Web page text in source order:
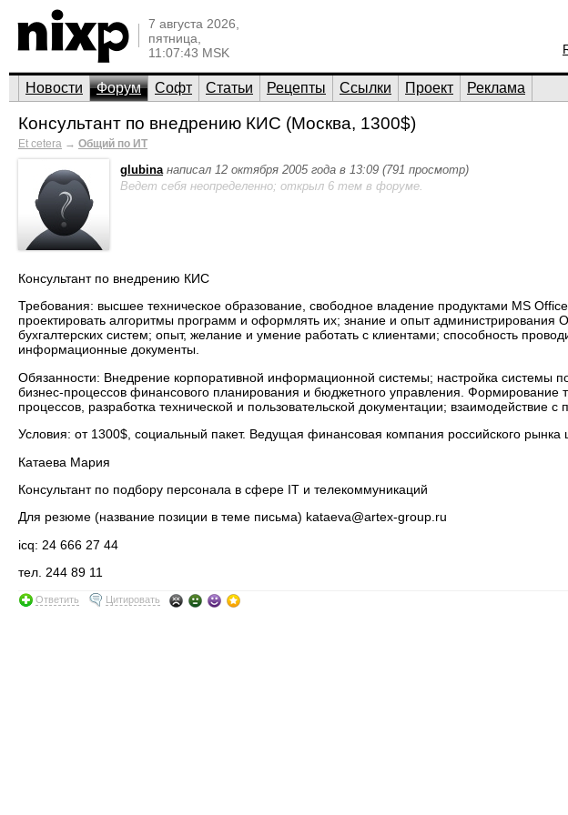
7 августа 2026,
пятница,
11:07:43 MSK
Новости Форум Софт Статьи Рецепты Ссылки Проект Реклама
Консультант по внедрению КИС (Москва, 1300$)
Et cetera → Общий по ИТ
glubina написал 12 октября 2005 года в 13:09 (791 просмотр)
Ведет себя неопределенно; открыл 6 тем в форуме.
Консультант по внедрению КИС
Требования: высшее техническое образование, свободное владение продуктами MS
проектировать алгоритмы программ и оформлять их; знание и опыт администрирования
бухгалтерских систем; опыт, желание и умение работать с клиентами; способность
информационные документы.
Обязанности: Внедрение корпоративной информационной системы; настройка системы
бизнес-процессов финансового планирования и бюджетного управления. Формирование
процессов, разработка технической и пользовательской документации; взаимодействие с
Условия: от 1300$, социальный пакет. Ведущая финансовая компания российского рынка
Катаева Мария
Консультант по подбору персонала в сфере IT и телекоммуникаций
Для резюме (название позиции в теме письма) kataeva@artex-group.ru
icq: 24 666 27 44
тел. 244 89 11
Ответить Цитировать